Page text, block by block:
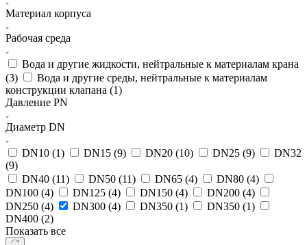
Материал корпуса
Рабочая среда
Вода и другие жидкости, нейтральные к материалам крана
(3)
Вода и другие среды, нейтральные к материалам
конструкции клапана (1)
Давление PN
Диаметр DN
DN10 (1) DN15 (9) DN20 (10) DN25 (9)
DN32
(9)
DN40 (11) DN50 (11) DN65 (4) DN80 (4)
DN100 (4) DN125 (4) DN150 (4) DN200 (4)
DN250 (4) DN300 (4) DN350 (1) DN350 (1)
DN400 (2)
Показать все